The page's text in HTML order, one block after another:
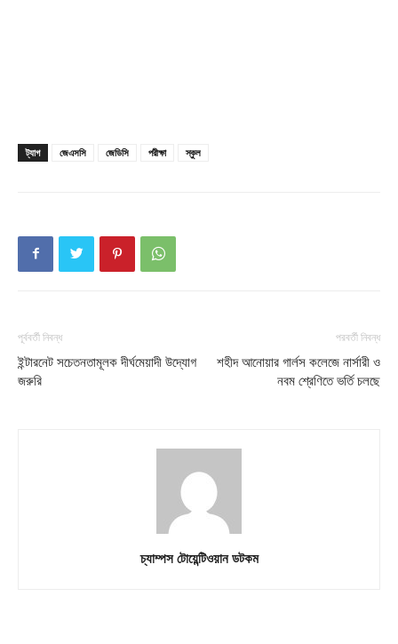
Contact us
Subscription Plans
Download PhotoCard
ট্যাগ জেএসসি জেডিসি পরীক্ষা স্কুল
পূর্ববর্তী নিবন্ধ
ইন্টারনেট সচেতনতামূলক দীর্ঘমেয়াদী উদ্যোগ
জরুরি
পরবর্তী নিবন্ধ
শহীদ আনোয়ার গার্লস কলেজে নার্সারী ও
নবম শ্রেণিতে ভর্তি চলছে
চ্যাম্পস টোয়েন্টিওয়ান ডটকম